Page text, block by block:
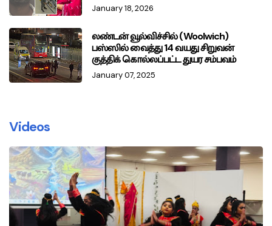
January 18, 2026
லண்டன் வூல்விச்சில் (Woolwich)
பஸ்ஸில் வைத்து 14 வயது சிறுவன்
குத்திக் கொல்லப்பட்ட துயர சம்பவம்
January 07, 2025
Videos